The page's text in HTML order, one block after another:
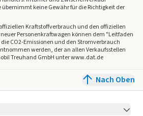
keine Gewähr für die Richtigkeit der
Kraftstoffverbrauch und den offiziellen
Personenkraftwagen können dem "Leitfaden
CO2-Emissionen und den Stromverbrauch
werden, der an allen Verkaufsstellen
Treuhand GmbH unter www.dat.de
Nach Oben